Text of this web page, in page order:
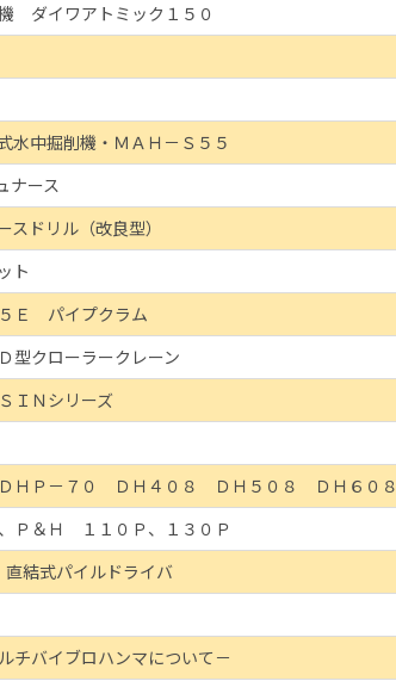
ダイワアトミック１５０
水中掘削機・ＭＡＨ－Ｓ５５
ナース
ドリル（改良型）
ト
Ｅ パイプクラム
型クローラークレーン
ＩＮシリーズ
ＨＰ－７０ ＤＨ４０８ ＤＨ５０８ ＤＨ６０８
Ｐ＆Ｈ １１０Ｐ、１３０Ｐ
結式パイルドライバ
チバイブロハンマについて－